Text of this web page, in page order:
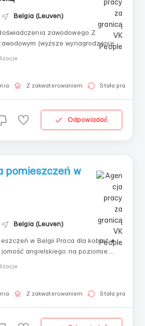
Belgia (Leuven)
(wyższe wynagrodzenie)
Belgia
Warunki pracy: Pięć dni w tygodniu 8 godzin dziennie...
Z zakwaterowaniem Stała praca
Odpowiadać
pomieszczeń w
Belgia (Leuven)
Belgii Praca dla kobiet ●
komfort. Zgrany zespół.
Wzajemna pomoc. ● Miejsce pracy: ...
Z zakwaterowaniem Stała praca